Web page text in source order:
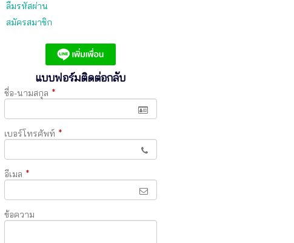
ลืมรหัสผ่าน
สมัครสมาชิก
แบบฟอร์มติดต่อกลับ
ชื่อ-นามสกุล *
เบอร์โทรศัพท์ *
อีเมล *
ข้อความ